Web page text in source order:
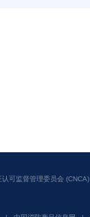
认可监督管理委员会 (CNCA)